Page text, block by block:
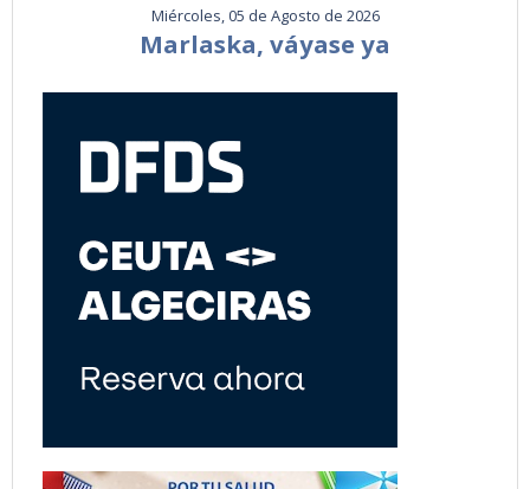
Miércoles, 05 de Agosto de 2026
Marlaska, váyase ya